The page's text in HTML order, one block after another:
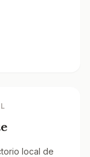
local de